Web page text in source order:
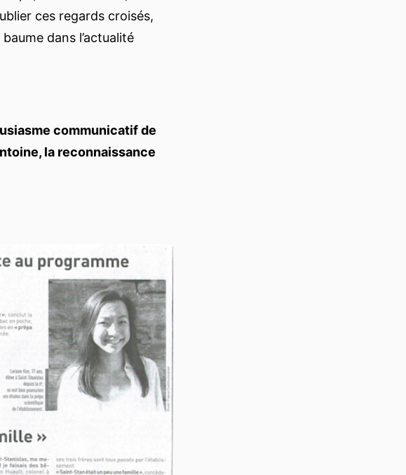
ces regards croisés,
dans l’actualité
communicatif de
la reconnaissance